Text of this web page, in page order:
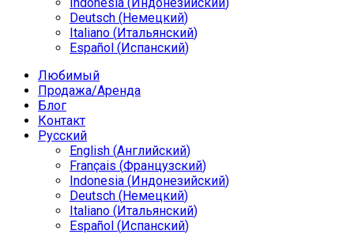
Deutsch (Немецкий)
Italiano (Итальянский)
Español (Испанский)
Любимый
Продажа/Аренда
Блог
Контакт
Русский
English (Английский)
Français (Французский)
Indonesia (Индонезийский)
Deutsch (Немецкий)
Italiano (Итальянский)
Español (Испанский)